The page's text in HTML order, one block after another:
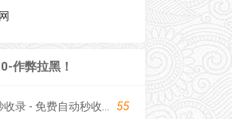
作弊拉黑！
55